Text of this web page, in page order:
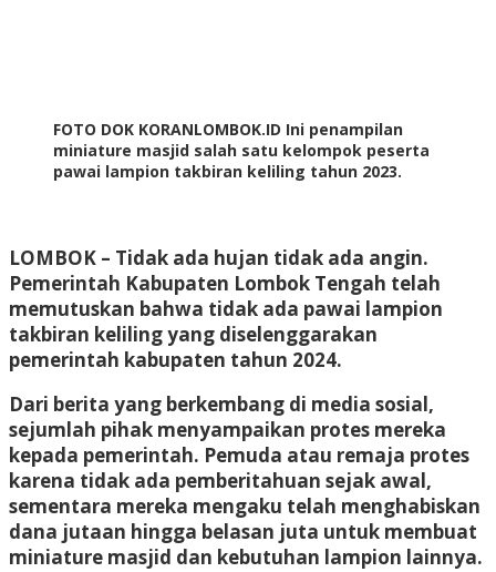
FOTO DOK KORANLOMBOK.ID Ini penampilan
miniature masjid salah satu kelompok peserta
pawai lampion takbiran keliling tahun 2023.
LOMBOK – Tidak ada hujan tidak ada angin.
Pemerintah Kabupaten Lombok Tengah telah
memutuskan bahwa tidak ada pawai lampion
takbiran keliling yang diselenggarakan
pemerintah kabupaten tahun 2024.
Dari berita yang berkembang di media sosial,
sejumlah pihak menyampaikan protes mereka
kepada pemerintah. Pemuda atau remaja protes
karena tidak ada pemberitahuan sejak awal,
sementara mereka mengaku telah menghabiskan
dana jutaan hingga belasan juta untuk membuat
miniature masjid dan kebutuhan lampion lainnya.